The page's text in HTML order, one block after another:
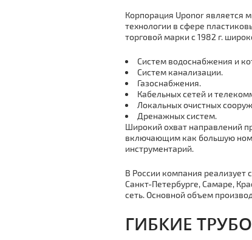
Корпорация Uponor
технологии в сфере
торговой марки с 1982 г.
Систем вoдoснaбжения и
Систем канализации.
Газоснабжения.
Кабельных сетей и
Локальных очистных
Дренажных систем.
Широкий охват направлений
включающим как большую
инструментарий.
В России компания реализует
Санкт-Петербурге, Самаре,
сеть. Основной объем
ГИБКИЕ